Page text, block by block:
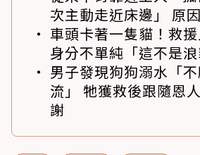
次主動走近床邊」 原
車頭卡著一隻貓！救
身分不單純「這不是浪
男子發現狗狗溺水「
流」 牠獲救後跟隨恩
謝